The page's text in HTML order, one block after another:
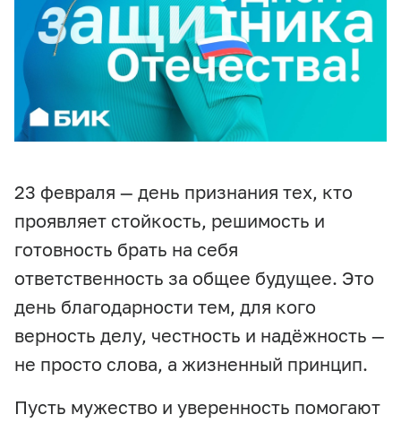
23 февраля — день признания тех, кто
проявляет стойкость, решимость и
готовность брать на себя
ответственность за общее будущее. Это
день благодарности тем, для кого
верность делу, честность и надёжность —
не просто слова, а жизненный принцип.
Пусть мужество и уверенность помогают